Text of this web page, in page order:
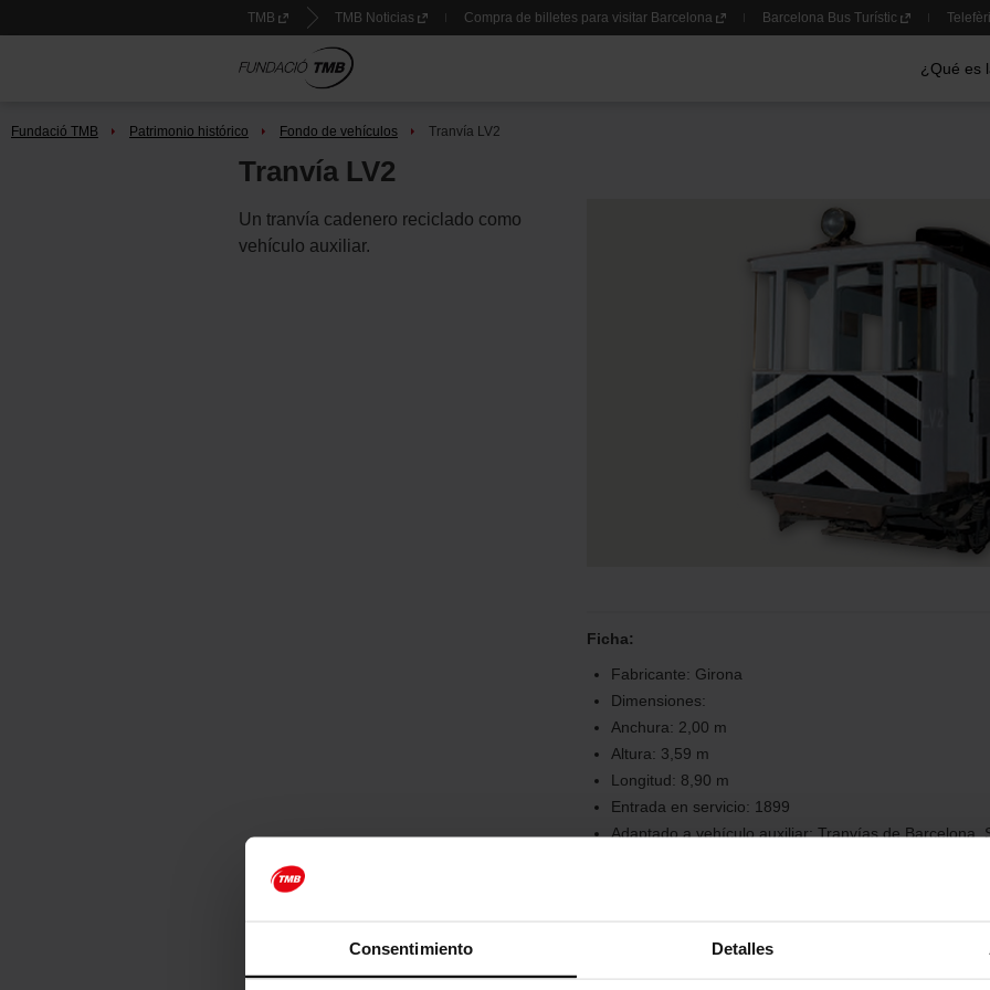
Consentimiento Detalles
Saltar
al
TMB TMB Noticias Compra de billetes para visitar Barcelona Barcelona Bus Turístic
¿Qué es
encuentras
Fundació TMB Patrimonio histórico Fondo de vehículos Tranvía LV2
Tranvía LV2
Un tranvía cadenero reciclado como
vehículo auxiliar.
Ficha:
Fabricante: Girona
Dimensiones:
Anchura: 2,00 m
Altura: 3,59 m
Longitud: 8,90 m
Entrada en servicio: 1899
Adaptado a vehículo auxiliar: Tranvías de Barcelona,